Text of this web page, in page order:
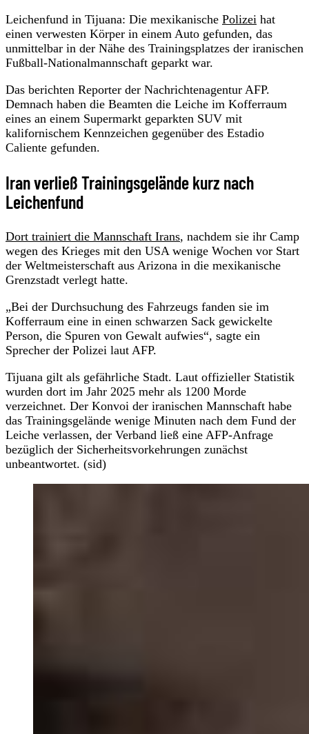
Leichenfund in Tijuana: Die mexikanische Polizei hat
einen verwesten Körper in einem Auto gefunden, das
unmittelbar in der Nähe des Trainingsplatzes der iranischen
Fußball-Nationalmannschaft geparkt war.
Das berichten Reporter der Nachrichtenagentur AFP.
Demnach haben die Beamten die Leiche im Kofferraum
eines an einem Supermarkt geparkten SUV mit
kalifornischem Kennzeichen gegenüber des Estadio
Caliente gefunden.
Iran verließ Trainingsgelände kurz nach
Leichenfund
Dort trainiert die Mannschaft Irans, nachdem sie ihr Camp
wegen des Krieges mit den USA wenige Wochen vor Start
der Weltmeisterschaft aus Arizona in die mexikanische
Grenzstadt verlegt hatte.
„Bei der Durchsuchung des Fahrzeugs fanden sie im
Kofferraum eine in einen schwarzen Sack gewickelte
Person, die Spuren von Gewalt aufwies“, sagte ein
Sprecher der Polizei laut AFP.
Tijuana gilt als gefährliche Stadt. Laut offizieller Statistik
wurden dort im Jahr 2025 mehr als 1200 Morde
verzeichnet. Der Konvoi der iranischen Mannschaft habe
das Trainingsgelände wenige Minuten nach dem Fund der
Leiche verlassen, der Verband ließ eine AFP-Anfrage
bezüglich der Sicherheitsvorkehrungen zunächst
unbeantwortet. (sid)